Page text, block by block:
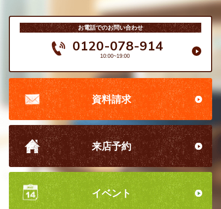
お電話でのお問い合わせ
0120-078-914
10:00~19:00
資料請求
来店予約
イベント